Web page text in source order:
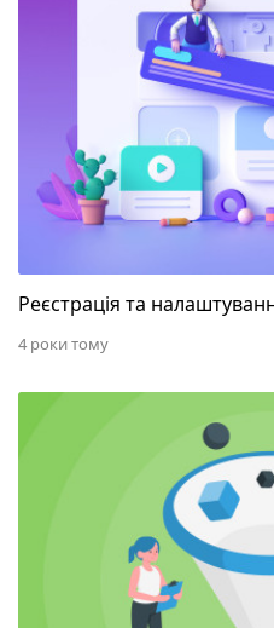
Реєстрація та
4 роки тому
Фільтри для інтернет-